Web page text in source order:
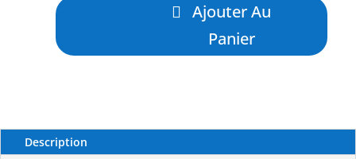
Keeling
Ajouter Au
Panier
Description